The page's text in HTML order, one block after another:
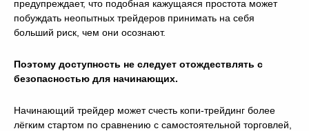
предупреждает, что подобная кажущаяся простота может
побуждать неопытных трейдеров принимать на себя
больший риск, чем они осознают.
Поэтому доступность не следует отождествлять с
безопасностью для начинающих.
Начинающий трейдер может счесть копи-трейдинг более
лёгким стартом по сравнению с самостоятельной торговлей,